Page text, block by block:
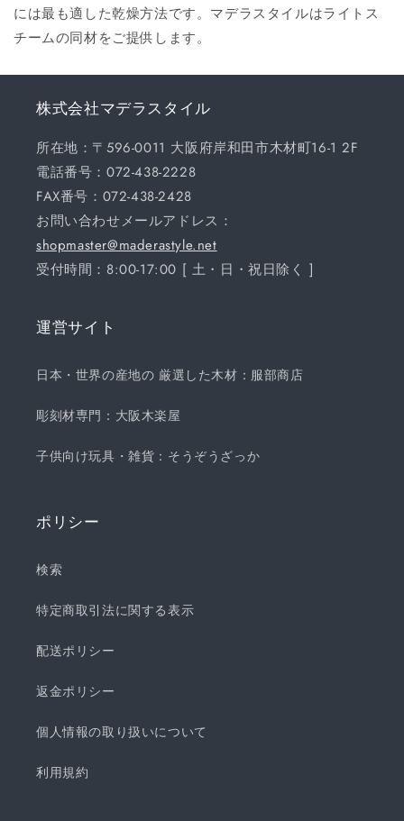
には最も適した乾燥方法です。マデラスタイルはライトス
チームの同材をご提供します。
株式会社マデラスタイル
所在地：〒596-0011 大阪府岸和田市木材町16-1 2F
電話番号：072-438-2228
FAX番号：072-438-2428
お問い合わせメールアドレス：
shopmaster@maderastyle.net
受付時間：8:00-17:00 [ 土・日・祝日除く ]
運営サイト
日本・世界の産地の 厳選した木材：服部商店
彫刻材専門：大阪木楽屋
子供向け玩具・雑貨：そうぞうざっか
ポリシー
検索
特定商取引法に関する表示
配送ポリシー
返金ポリシー
個人情報の取り扱いについて
利用規約